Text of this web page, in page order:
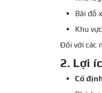
Bãi đỗ
Khu
Đối với các
2. Lợi
Cố